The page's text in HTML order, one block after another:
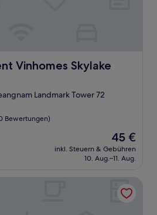
Vinhomes Skylake
Skylake
Landmark Tower 72
Bewertungen)
Der
Preis
beträgt
45 €
inkl. Steuern & Gebühren
10. Aug.–11. Aug.